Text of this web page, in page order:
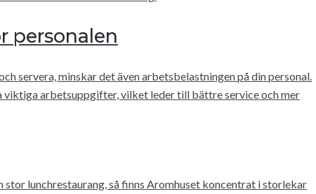
personalen
servera, minskar det även arbetsbelastningen på din personal.
viktiga arbetsuppgifter, vilket leder till bättre service och mer
lunchrestaurang, så finns Aromhuset koncentrat i storlekar